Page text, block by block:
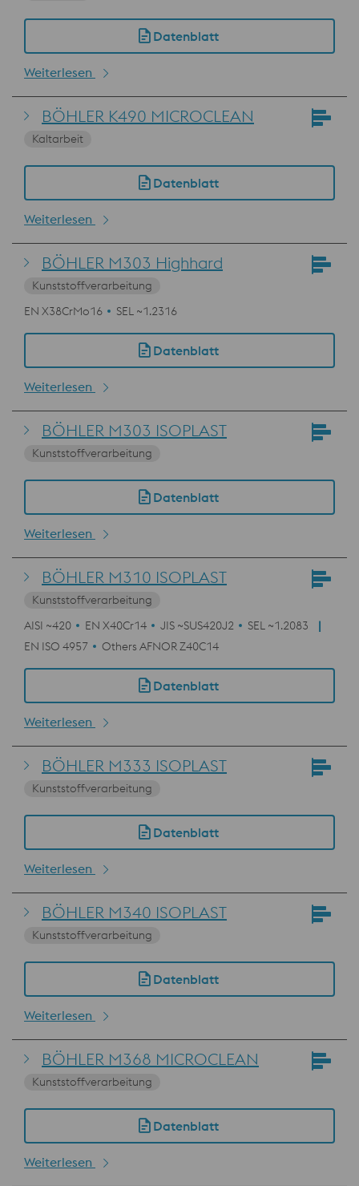
Datenblatt
Weiterlesen
BÖHLER K490 MICROCLEAN
Kaltarbeit
Datenblatt
Weiterlesen
BÖHLER M303 Highhard
Kunststoffverarbeitung
EN X38CrMo16
SEL ~1.2316
Datenblatt
Weiterlesen
BÖHLER M303 ISOPLAST
Kunststoffverarbeitung
Datenblatt
Weiterlesen
BÖHLER M310 ISOPLAST
Kunststoffverarbeitung
AISI ~420
EN X40Cr14 JIS ~SUS420J2
SEL ~1.2083
EN ISO 4957
Others AFNOR Z40C14
Datenblatt
Weiterlesen
BÖHLER M333 ISOPLAST
Kunststoffverarbeitung
Datenblatt
Weiterlesen
BÖHLER M340 ISOPLAST
Kunststoffverarbeitung
Datenblatt
Weiterlesen
BÖHLER M368 MICROCLEAN
Kunststoffverarbeitung
Datenblatt
Weiterlesen